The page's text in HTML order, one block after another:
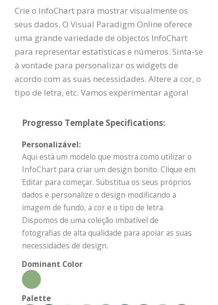
Crie o InfoChart para mostrar visualmente os
seus dados. O Visual Paradigm Online oferece
uma grande variedade de objectos InfoChart
para representar estatísticas e números. Sinta-se
à vontade para personalizar os widgets de
acordo com as suas necessidades. Altere a cor, o
tipo de letra, etc. Vamos experimentar agora!
Progresso Template Specifications:
Personalizável:
Aqui está um modelo que mostra como utilizar o
InfoChart para criar um design bonito. Clique em
Editar para começar. Substitua os seus próprios
dados e personalize o design modificando a
imagem de fundo, a cor e o tipo de letra.
Dispomos de uma coleção imbatível de
fotografias de alta qualidade para apoiar as suas
necessidades de design.
Dominant Color
Palette